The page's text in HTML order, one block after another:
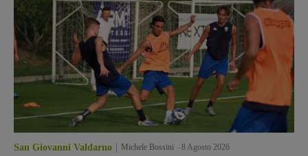
San Giovanni Valdarno Michele Bossini 8 Agosto 2026